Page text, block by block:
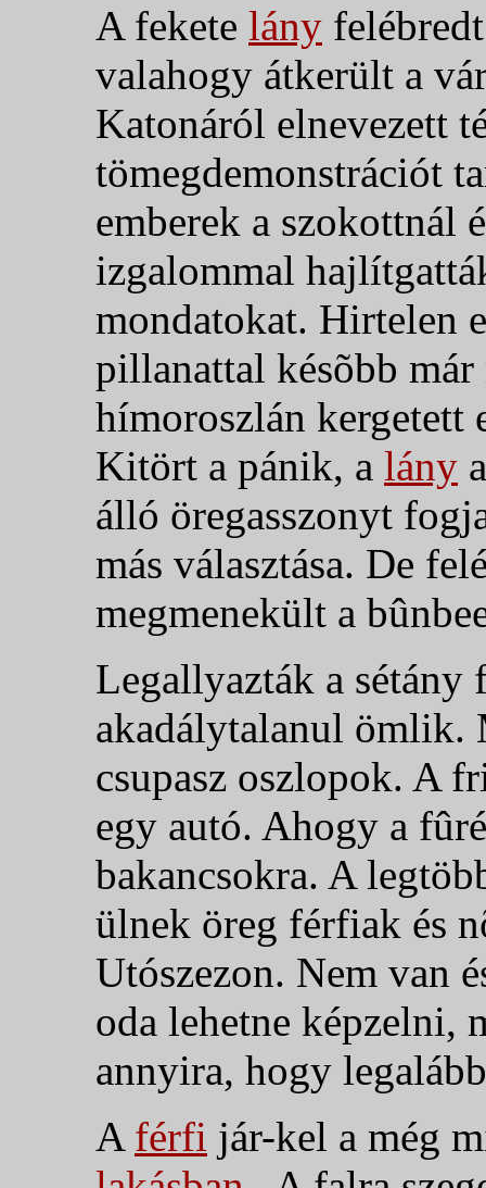
A fekete lány
valahogy átkerült a
Katonáról elnevezett
tömegdemonstrációt
emberek a szokottnál
izgalommal
mondatokat. Hirtelen
pillanattal késõbb
hímoroszlán kergetett
Kitört a pánik, a lány
álló öregasszonyt
más választása. De
megmenekült a
Legallyazták a sétány
akadálytalanul ömlik.
csupasz oszlopok. A
egy autó. Ahogy a
bakancsokra. A
ülnek öreg férfiak és
Utószezon. Nem van
oda lehetne képzelni,
annyira, hogy
A férfi jár-kel a még